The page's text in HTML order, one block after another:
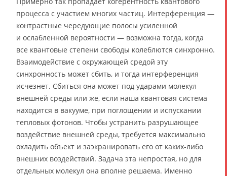
процесса с участием многих частиц. Интерференция —
контрастные чередующие полосы усиленной
и ослабленной вероятности — возможна тогда, когда
все квантовые степени свободы колеблются синхронно.
Взаимодействие с окружающей средой эту
синхронность может сбить, и тогда интерференция
исчезнет. Сбиться она может под ударами молекул
внешней среды или же, если наша квантовая система
находится в вакууме, при поглощении и испускании
тепловых фотонов. Чтобы устранить разрушающее
воздействие внешней среды, требуется максимально
охладить объект и заэкранировать его от каких-либо
внешних воздействий. Задача эта непростая, но для
отдельных молекул она вполне решаема. Именно